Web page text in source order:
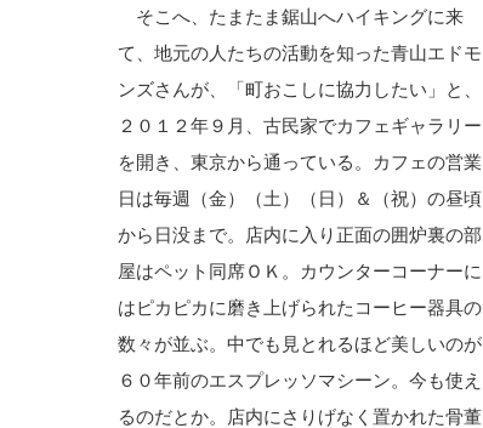
そこへ、たまたま鋸山へハイキングに来
て、地元の人たちの活動を知った青山エドモ
ンズさんが、「町おこしに協力したい」と、
２０１２年９月、古民家でカフェギャラリー
を開き、東京から通っている。カフェの営業
日は毎週（金）（土）（日）＆（祝）の昼頃
から日没まで。店内に入り正面の囲炉裏の部
屋はペット同席ＯＫ。カウンターコーナーに
はピカピカに磨き上げられたコーヒー器具の
数々が並ぶ。中でも見とれるほど美しいのが
６０年前のエスプレッソマシーン。今も使え
るのだとか。店内にさりげなく置かれた骨董